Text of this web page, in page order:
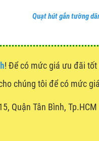
Quạt hút gắn tường
! Để có mức giá ưu đãi
chúng tôi để có mức
Quận Tân Bình, Tp.HCM